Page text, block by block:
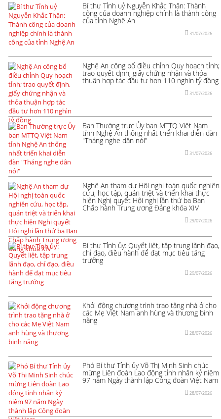
Bí thư Tỉnh uỷ Nguyễn Khắc Thận: Thành
công của doanh nghiệp chính là thành công
của tỉnh Nghệ An
31/07/2026
Nghệ An công bố điều chỉnh Quy hoạch tỉnh;
trao quyết định, giấy chứng nhận và thỏa
thuận hợp tác đầu tư hơn 110 nghìn tỷ đồng
31/07/2026
Ban Thường trực Ủy ban MTTQ Việt Nam
tỉnh Nghệ An thống nhất triển khai diễn đàn
"Tháng nghe dân nói"
31/07/2026
Nghệ An tham dự Hội nghị toàn quốc nghiên
cứu, học tập, quán triệt và triển khai thực
hiện Nghị quyết Hội nghị lần thứ ba Ban
Chấp hành Trung ương Đảng khóa XIV
29/07/2026
Bí thư Tỉnh ủy: Quyết liệt, tập trung lãnh đạo,
chỉ đạo, điều hành để đạt mục tiêu tăng
trưởng
29/07/2026
Khởi động chương trình trao tặng nhà ở cho
các Mẹ Việt Nam anh hùng và thương binh
nặng
28/07/2026
Phó Bí thư Tỉnh ủy Võ Thị Minh Sinh chúc
mừng Liên đoàn Lao động tỉnh nhân kỷ niệm
97 năm Ngày thành lập Công đoàn Việt Nam
28/07/2026